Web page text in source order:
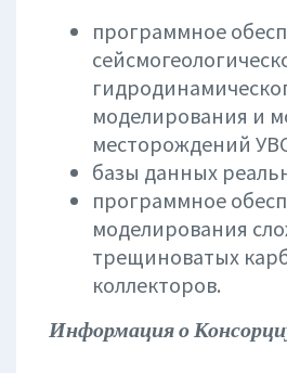
программное
моделирования и
месторождений
базы данных
программное
моделирования
трещиноватых
коллекторов.
Информация о